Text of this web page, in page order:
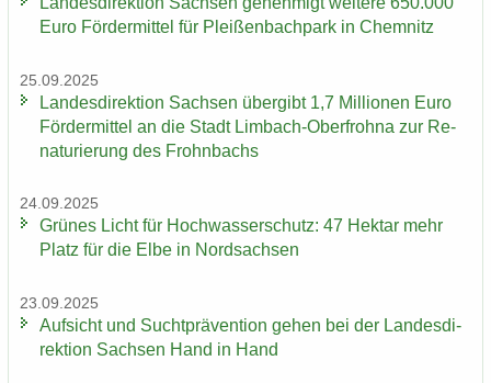
Euro För­der­mit­tel für Plei­ßen­bach­park in Chem­nitz
25.09.2025
Lan­des­di­rek­ti­on Sach­sen über­gibt 1,7 Mil­lio­nen Euro
För­der­mit­tel an die Stadt Limbach-​Oberfrohna zur Re­
na­tu­rie­rung des Frohn­bachs
24.09.2025
Grü­nes Licht für Hoch­was­ser­schutz: 47 Hekt­ar mehr
Platz für die Elbe in Nord­sach­sen
23.09.2025
Auf­sicht und Sucht­prä­ven­ti­on gehen bei der Lan­des­di­
rek­ti­on Sach­sen Hand in Hand